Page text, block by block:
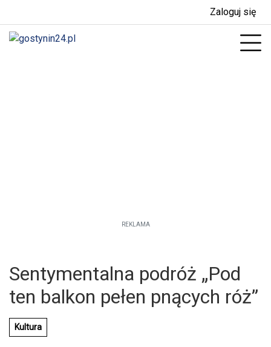
Zaloguj się
REKLAMA
Sentymentalna podróż „Pod
ten balkon pełen pnących róż”
Kultura